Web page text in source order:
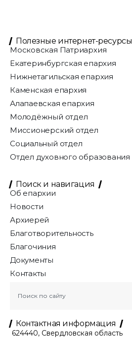
Полезные интернет-ресурсы
Московская Патриархия
Екатеринбургская епархия
Нижнетагильская епархия
Каменская епархия
Алапаевская епархия
Молодёжный отдел
Миссионерский отдел
Социальный отдел
Отдел духовного образования
Поиск и навигация
Об епархии
Новости
Архиерей
Благотворительность
Благочиния
Документы
Контакты
Контактная информация
624440, Свердловская область